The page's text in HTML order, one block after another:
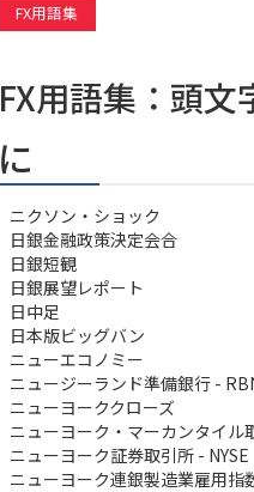
FX用語集
FX用語集：頭文
に
ニクソン・ショック
日銀金融政策決定会合
日銀短観
日銀展望レポート
日中足
日本版ビッグバン
ニューエコノミー
ニュージーランド準備銀行 -
ニューヨーククローズ
ニューヨーク・マーカンタイル
ニューヨーク証券取引所 - NYSE
ニューヨーク連銀製造業雇用指